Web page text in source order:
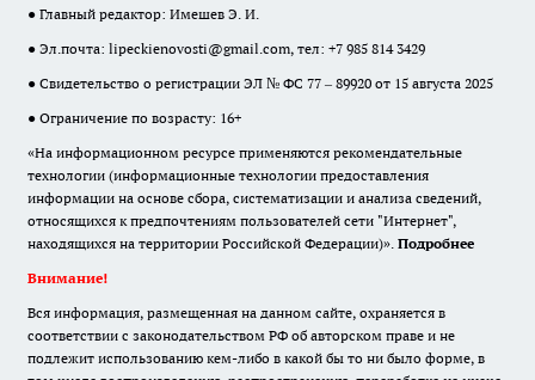
● Главный редактор: Имешев Э. И.
● Эл.почта: lipeckienovosti@gmail.com, тел: +7 985 814 3429
● Свидетельство о регистрации ЭЛ № ФС 77 – 89920 от 15 августа 2025
● Ограничение по возрасту: 16+
«На информационном ресурсе применяются рекомендательные
технологии (информационные технологии предоставления
информации на основе сбора, систематизации и анализа сведений,
относящихся к предпочтениям пользователей сети "Интернет",
находящихся на территории Российской Федерации)». Подробнее
Внимание!
Вся информация, размещенная на данном сайте, охраняется в
соответствии с законодательством РФ об авторском праве и не
подлежит использованию кем-либо в какой бы то ни было форме, в